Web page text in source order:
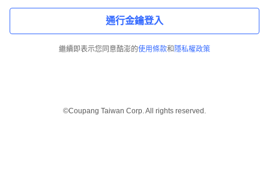
通行金鑰登入
繼續即表示您同意酷澎的使用條款和 隱私權政策
©Coupang Taiwan Corp. All rights reserved.